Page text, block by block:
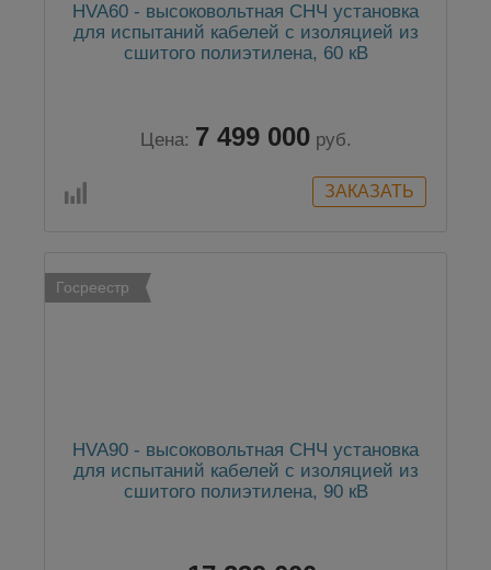
HVA60 - высоковольтная СНЧ установка
для испытаний кабелей с изоляцией из
сшитого полиэтилена, 60 кВ
Цена: 7 499 000 руб.
Госреестр
HVA90 - высоковольтная СНЧ установка
для испытаний кабелей с изоляцией из
сшитого полиэтилена, 90 кВ